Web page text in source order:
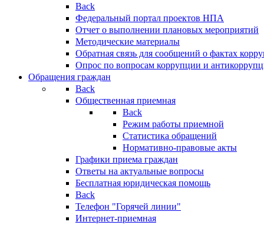
Back
Федеральный портал проектов НПА
Отчет о выполнении плановых мероприятий
Методические материалы
Обратная связь для сообщений о фактах
Опрос по вопросам коррупции и
Обращения граждан
Back
Общественная приемная
Back
Режим работы приемной
Статистика обращений
Нормативно-правовые акты
Графики приема граждан
Ответы на актуальные вопросы
Бесплатная юридическая помощь
Back
Телефон "Горячей линии"
Интернет-приемная